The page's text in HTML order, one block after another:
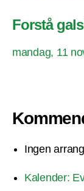
Forstå
mandag, 11
Ingen
Kalender: